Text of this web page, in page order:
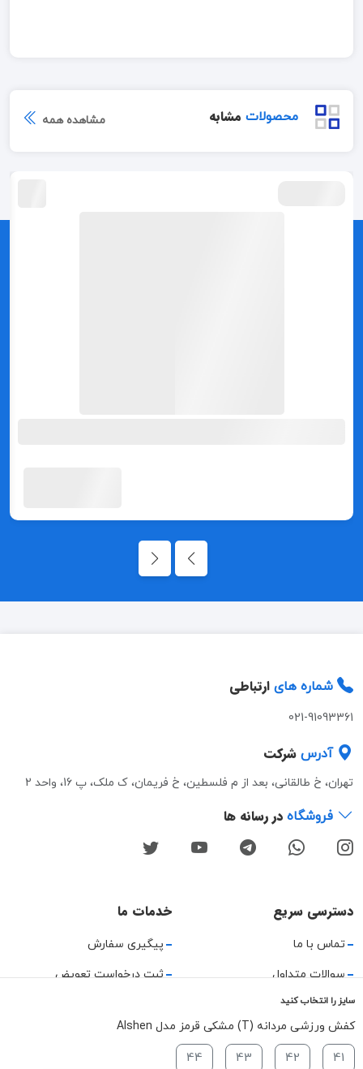
سایز را انتخاب کنید
کفش ورزشی مردانه (T) مشکی قرمز مدل Alshen
41
42
43
44
محصولات مشابه مشاهده همه
شماره های ارتباطی
021-91093361
آدرس شرکت
تهران، خ طالقانی، بعد از م فلسطین، خ فریمان، ک ملک، پ 16، واحد 2
فروشگاه در رسانه ها
دسترسی سریع
تماس با ما
سوالات متداول
قوانین و مقررات
حریم خصوصی
راهنمای استفاده
خدمات ما
پیگیری سفارش
ثبت درخواست تعویض